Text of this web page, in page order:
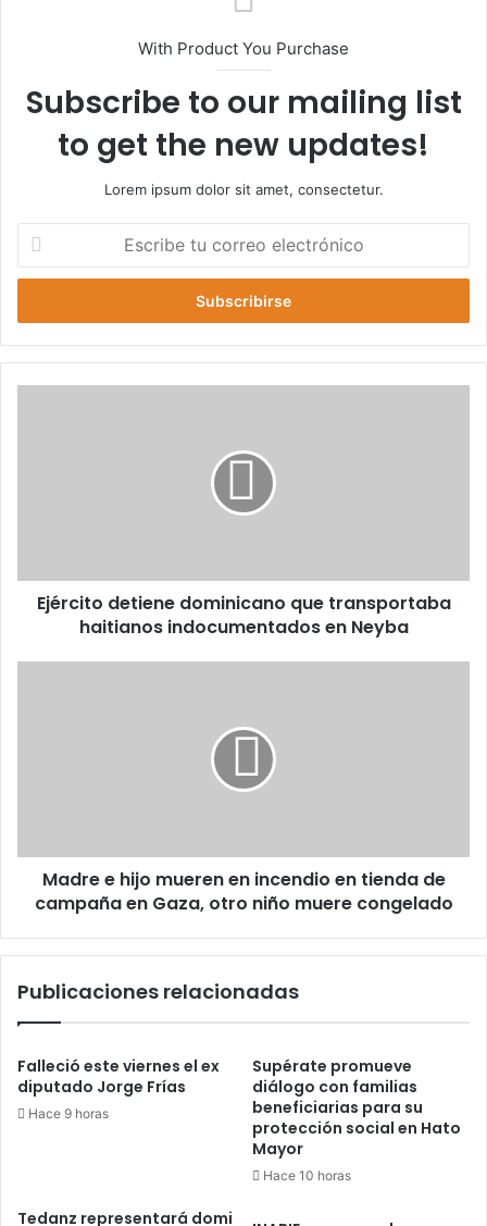
With Product You Purchase
Subscribe to our mailing list
to get the new updates!
Lorem ipsum dolor sit amet, consectetur.
correo
Neyba
Ejército detiene dominicano que transportaba
haitianos indocumentados en Neyba
de
campaña
muere
Madre e hijo mueren en incendio en tienda de
campaña en Gaza, otro niño muere congelado
Publicaciones relacionadas
Falleció este viernes el ex
diputado Jorge Frías
Hace 9 horas
Supérate promueve
diálogo con familias
beneficiarias para su
protección social en Hato
Mayor
Hace 10 horas
Tedanz representará domi